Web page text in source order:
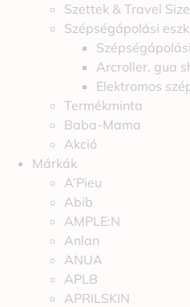
Szettek & Travel Size
Szépségápolási
Arcroller, gua
Elektromos
Termékminta
Baba-Mama
Akció
Márkák
A’Pieu
Abib
AMPLE:N
Anlan
ANUA
APLB
APRILSKIN